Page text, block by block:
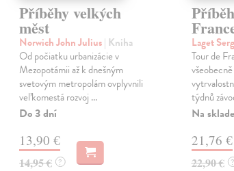
Příběhy velkých
měst
Norwich John Julius| Kniha
Od počiatku urbanizácie v
Mezopotámii až k dnešným
svetovým metropolám ovplyvnili
veľkomestá rozvoj ...
Do 3 dní
13,90 €
14,95 € ?
Laget
Tour de
týdnů
Na sklade
21,76 €
22,90 € ?